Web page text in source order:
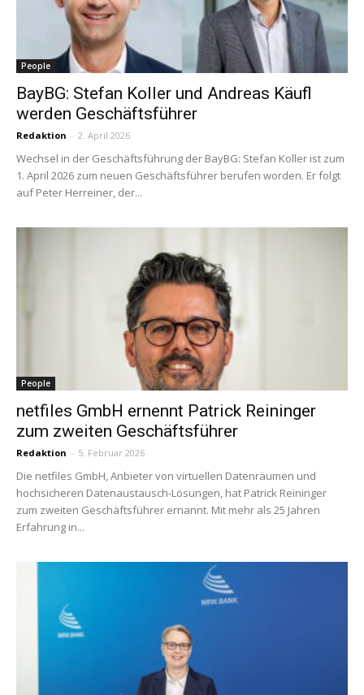
People
BayBG: Stefan Koller und Andreas Käufl
werden Geschäftsführer
Redaktion - 2. April 2026
Wechsel in der Geschäftsführung der BayBG: Stefan Koller ist zum
1. April 2026 zum neuen Geschäftsführer berufen worden. Er folgt
auf Peter Herreiner, der...
People
netfiles GmbH ernennt Patrick Reininger
zum zweiten Geschäftsführer
Redaktion - 5. Februar 2026
Die netfiles GmbH, Anbieter von virtuellen Datenräumen und
hochsicheren Datenaustausch-Lösungen, hat Patrick Reininger
zum zweiten Geschäftsführer ernannt. Mit mehr als 25 Jahren
Erfahrung in...